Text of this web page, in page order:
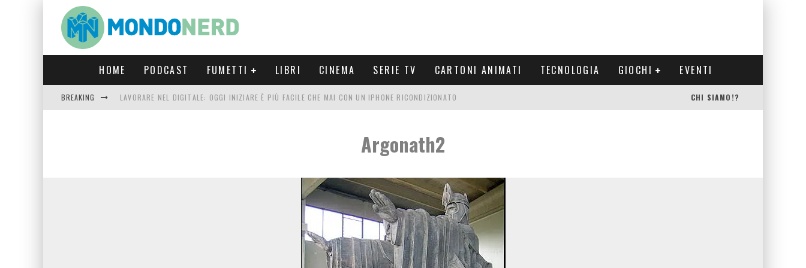
HOME PODCAST FUMETTI LIBRI CINEMA SERIE TV CARTONI ANIMATI TECNOLOGIA GIOCHI EVENTI
BREAKING LAVORARE NEL DIGITALE: OGGI INIZIARE È PIÙ FACILE CHE MAI CON UN IPHONE RICONDIZIONATO CHI SIAMO!?
Argonath2